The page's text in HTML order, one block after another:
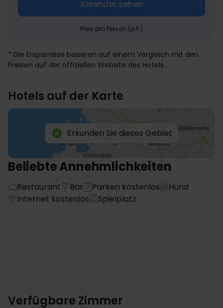
Kalender sehen
Preis pro Person (p.P.)
* Die Ersparnisse basieren auf einem Vergleich mit den
Preisen auf der offiziellen Website des Hotels.
Hotels auf der Karte
Erkunden Sie dieses Gebiet
Beliebte Annehmlichkeiten
Restaurant Bar Parken kostenlos
Hund
Internet kostenlos
Spielplatz
Verfügbare Zimmer